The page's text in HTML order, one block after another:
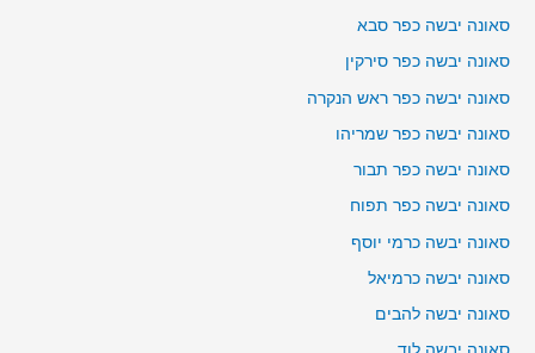
סאונה יבשה כפר סבא
סאונה יבשה כפר סירקין
סאונה יבשה כפר ראש הנקרה
סאונה יבשה כפר שמריהו
סאונה יבשה כפר תבור
סאונה יבשה כפר תפוח
סאונה יבשה כרמי יוסף
סאונה יבשה כרמיאל
סאונה יבשה להבים